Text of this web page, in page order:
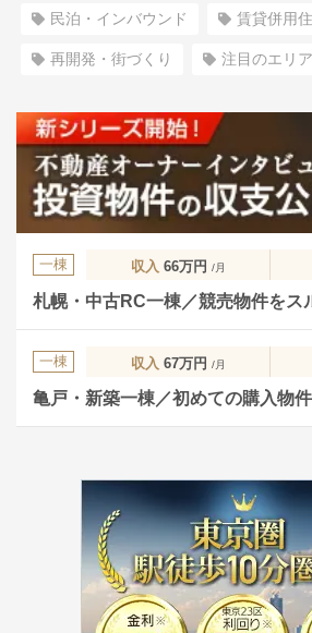
民泊・インバウンド 賃貸併用
再開発・街づくり 注目のエリア
一棟 収入 66万円 /月
札幌・中古RC一棟／競売物件をス
一棟 収入 67万円 /月
亀戸・新築一棟／初めての購入物